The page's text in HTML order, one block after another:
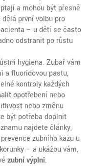
a mohou být přesně
první volbu pro
– u dětí se často
odstranit po růstu
hygiena. Zubař vám
a fluoridovou pastu,
kontroly každých
opotřebení nebo
nebo změnu
být potřeba doplnit
najdete články,
zubního kazu u
– a ukážou vám,
zubní výplni.